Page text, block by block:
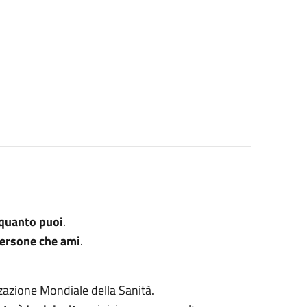
puoi.
che ami.
Mondiale della Sanità.